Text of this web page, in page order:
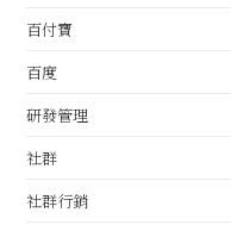
百付寶
百度
研發管理
社群
社群行銷